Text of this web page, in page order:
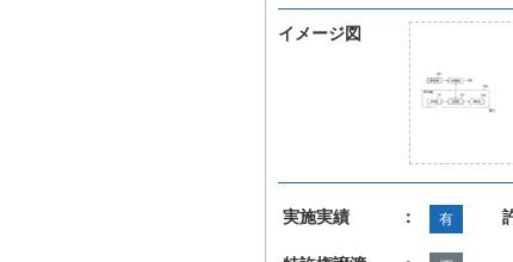
イメージ図
実施実績 ： 有